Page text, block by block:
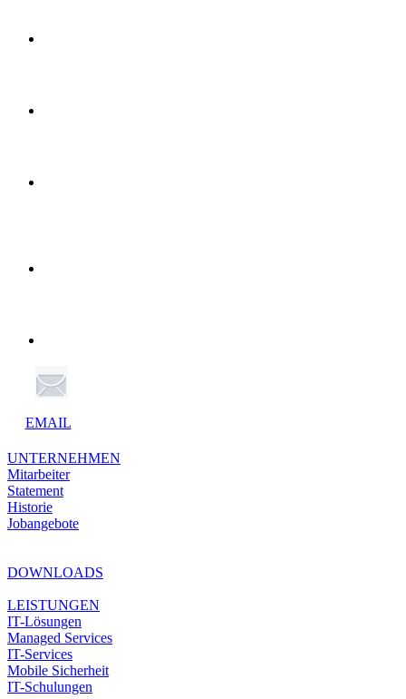
EMAIL
UNTERNEHMEN
Mitarbeiter
Statement
Historie
Jobangebote
DOWNLOADS
LEISTUNGEN
IT-Lösungen
Managed Services
IT-Services
Mobile Sicherheit
IT-Schulungen